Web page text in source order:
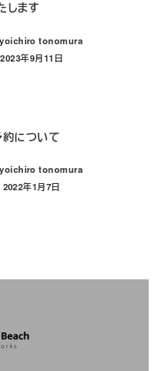
します
yoichiro tonomura
投稿日
2023年9月11日
について
yoichiro tonomura
投稿日
2022年1月7日